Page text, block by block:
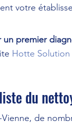
votre
un premier
Hotte Solution
du
de